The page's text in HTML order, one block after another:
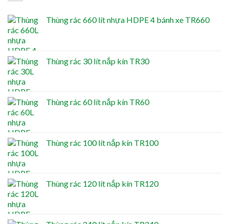
Thùng rác 660 lít nhựa HDPE 4 bánh xe TR660
Thùng rác 30 lít nắp kín TR30
Thùng rác 60 lít nắp kín TR60
Thùng rác 100 lít nắp kín TR100
Thùng rác 120 lít nắp kín TR120